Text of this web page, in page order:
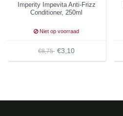
Imperity Impevita Anti-Frizz
Conditioner, 250ml
Niet op voorraad
€8,75 €3,10